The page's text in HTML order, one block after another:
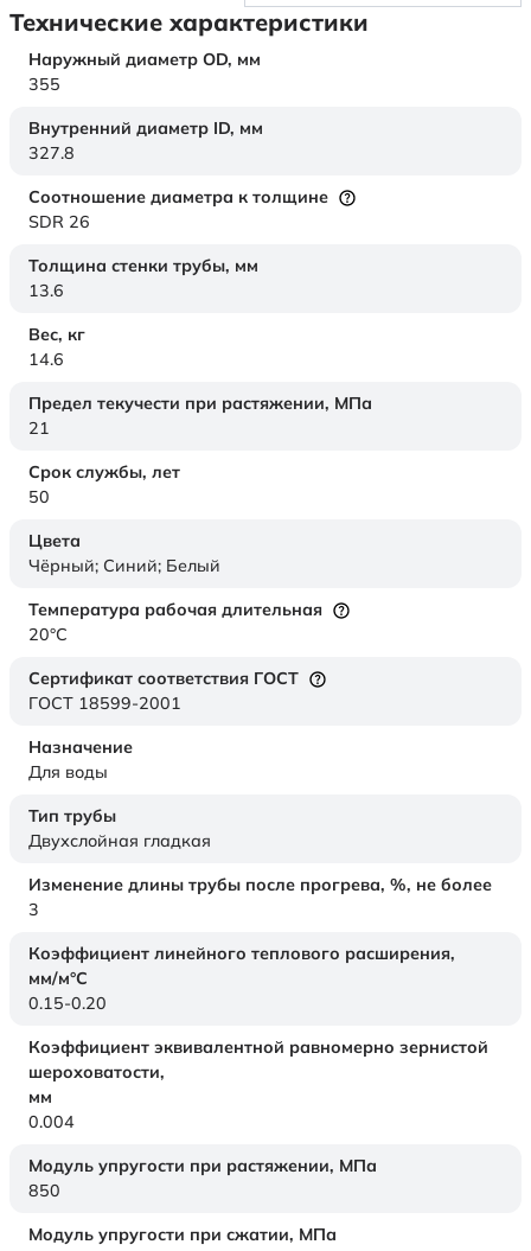
Технические характеристики
Наружный диаметр OD, мм
355
Внутренний диаметр ID, мм
327.8
Соотношение диаметра к толщине
SDR 26
Толщина стенки трубы, мм
13.6
Вес, кг
14.6
Предел текучести при растяжении, МПа
21
Срок службы, лет
50
Цвета
Чёрный; Синий; Белый
Температура рабочая длительная
20°C
Сертификат соответствия ГОСТ
ГОСТ 18599-2001
Назначение
Для воды
Тип трубы
Двухслойная гладкая
Изменение длины трубы после прогрева, %, не более
3
Коэффициент линейного теплового расширения,
мм/м°С
0.15-0.20
Коэффициент эквивалентной равномерно зернистой
шероховатости,
мм
0.004
Модуль упругости при растяжении, МПа
850
Модуль упругости при сжатии, МПа